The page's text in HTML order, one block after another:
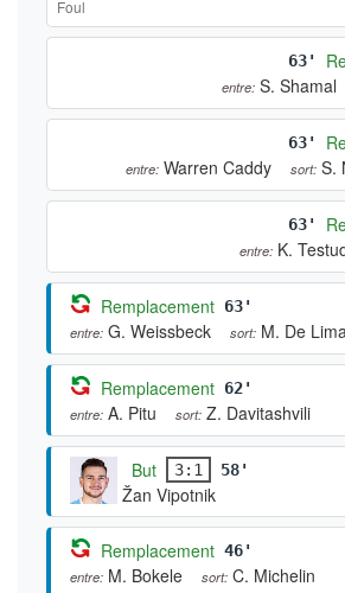
Foul
63'
entre: S. Shamal
63'
entre: Warren Caddy sort: S.
63'
entre: K.
Remplacement 63'
entre: G. Weissbeck sort: M. De Lima
Remplacement 62'
entre: A. Pitu sort: Z. Davitashvili
But 3:1 58'
Žan Vipotnik
Remplacement 46'
entre: M. Bokele sort: C. Michelin